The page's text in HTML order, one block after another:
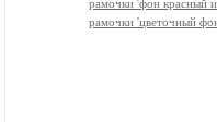
рамочки 'фон красный
рамочки 'цветочный